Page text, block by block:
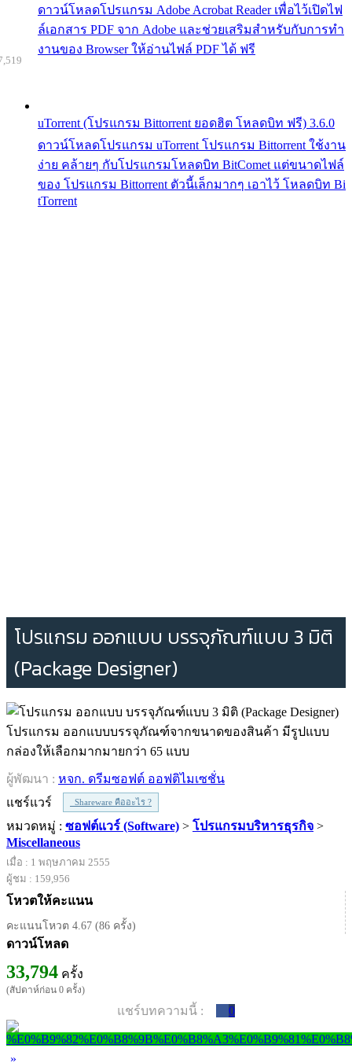
ดาวน์โหลดโปรแกรม Adobe Acrobat Reader เพื่อไว้เปิดไฟ
ล์เอกสาร PDF จาก Adobe และช่วยเสริมสำหรับกับการทำ
งานของ Browser ให้อ่านไฟล์ PDF ได้ ฟรี
uTorrent (โปรแกรม Bittorrent ยอดฮิต โหลดบิท ฟรี) 3.6.0
ดาวน์โหลดโปรแกรม uTorrent โปรแกรม Bittorrent ใช้งาน
ง่าย คล้ายๆ กับโปรแกรมโหลดบิท BitComet แต่ขนาดไฟล์
ของ โปรแกรม Bittorrent ตัวนี้เล็กมากๆ เอาไว้ โหลดบิท Bi
tTorrent
โปรแกรม ออกแบบ บรรจุภัณฑ์แบบ 3 มิติ
(Package Designer)
โปรแกรม ออกแบบบรรจุภัณฑ์จากขนาดของสินค้า มีรูปแบบ
กล่องให้เลือกมากมายกว่า 65 แบบ
ผู้พัฒนา : หจก. ดรีมซอฟต์ ออฟติไมเซชั่น
แชร์แวร์
Shareware คืออะไร ?
หมวดหมู่ : ซอฟต์แวร์ (Software) > โปรแกรมบริหารธุรกิจ >
Miscellaneous
เมื่อ : 1 พฤษภาคม 2555
ผู้ชม : 159,956
โหวตให้คะแนน
คะแนนโหวต 4.67 (86 ครั้ง)
ดาวน์โหลด
33,794 ครั้ง
(สัปดาห์ก่อน 0 ครั้ง)
แชร์บทความนี้ : 0
»